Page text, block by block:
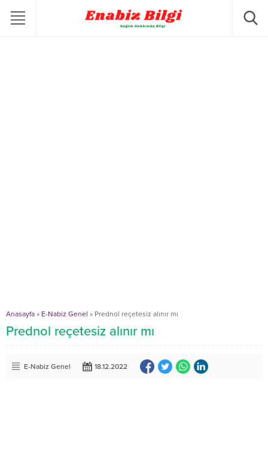
Anasayfa » E-Nabiz Genel » Prednol reçetesiz alınır mı
Prednol reçetesiz alınır mı
E-Nabiz Genel 18.12.2022